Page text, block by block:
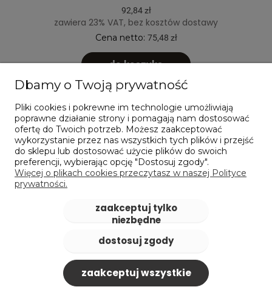
92,84 zł
zawiera 23% VAT, bez kosztów dostawy
Cena netto: 75,48 zł
do koszyka
Dbamy o Twoją prywatność
Pliki cookies i pokrewne im technologie umożliwiają
poprawne działanie strony i pomagają nam dostosować
ofertę do Twoich potrzeb. Możesz zaakceptować
wykorzystanie przez nas wszystkich tych plików i przejść
do sklepu lub dostosować użycie plików do swoich
preferencji, wybierając opcję "Dostosuj zgody".
Więcej o plikach cookies przeczytasz w naszej Polityce
prywatności.
zaakceptuj tylko
niezbędne
dostosuj zgody
zaakceptuj wszystkie